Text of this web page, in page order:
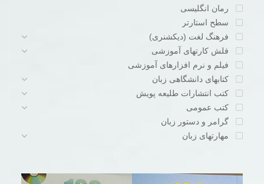
رمان انگلیسی
سطح استارتر
فرهنگ لغت (دیکشنری)
فلش کارتهای آموزشی
فیلم و نرم افزارهای آموزشی
کتابهای دانشگاهی زبان
کتب انتشارات طلیعه پویش
کتب عمومی
گرامر و دستور زبان
مهارتهای زبان